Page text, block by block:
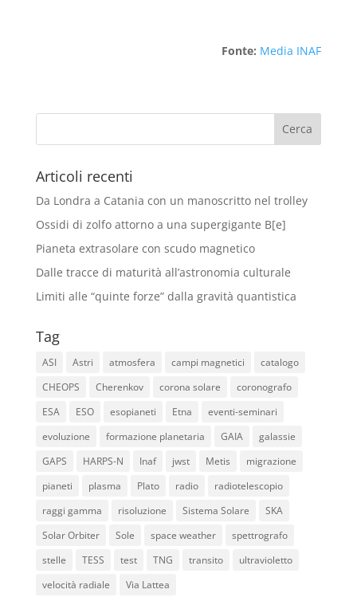
Fonte: Media INAF
Articoli recenti
Da Londra a Catania con un manoscritto nel trolley
Ossidi di zolfo attorno a una supergigante B[e]
Pianeta extrasolare con scudo magnetico
Dalle tracce di maturità all’astronomia culturale
Limiti alle “quinte forze” dalla gravità quantistica
Tag
ASI Astri atmosfera campi magnetici
catalogo
CHEOPS
Cherenkov corona solare
coronografo
ESA
ESO esopianeti Etna
eventi-seminari
evoluzione
formazione planetaria GAIA
galassie
GAPS
HARPS-N Inaf jwst Metis
migrazione
pianeti
plasma Plato radio
radiotelescopio
raggi gamma
risoluzione Sistema Solare
SKA
Solar Orbiter
Sole space weather
spettrografo
stelle
TESS test TNG transito
ultravioletto
velocità radiale
Via Lattea